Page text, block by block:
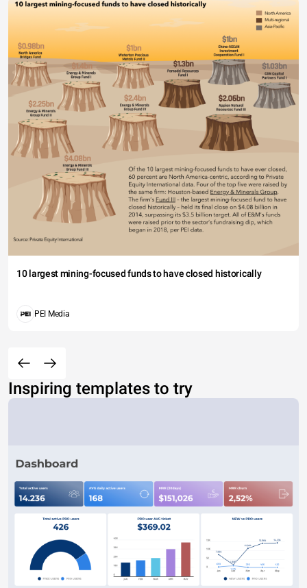
10 largest mining-focused funds to have closed historically
PEI Media
Inspiring templates to try